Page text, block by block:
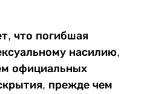
что погибшая
насилию,
официальных
прежде чем